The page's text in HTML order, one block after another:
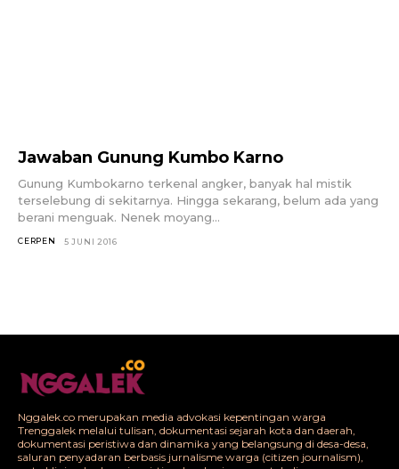
Jawaban Gunung Kumbo Karno
Gunung Kumbokarno terkenal angker, banyak hal mistik
terselebung di sekitarnya. Hingga sekarang, belum ada yang
berani menguak. Nenek moyang...
CERPEN 5 JUNI 2016
Nggalek.co merupakan media advokasi kepentingan warga
Trenggalek melalui tulisan, dokumentasi sejarah kota dan daerah,
dokumentasi peristiwa dan dinamika yang belangsung di desa-desa,
saluran penyadaran berbasis jurnalisme warga (citizen journalism),